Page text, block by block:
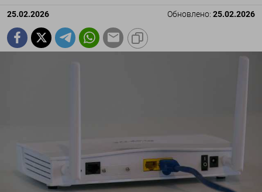
25.02.2026 Обновлено: 25.02.2026